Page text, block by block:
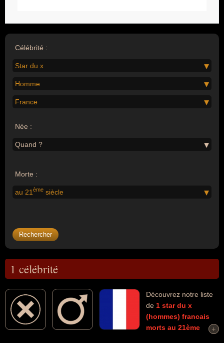
Célébrité :
Star du x
Homme
France
Née :
Quand ?
Morte :
au 21 ème siècle
1 célébrité
Découvrez notre liste
de 1 star du x
(hommes) francais
morts au 21ème
+
+